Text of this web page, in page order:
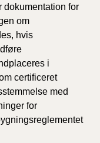
dokumentation for
om
hvis
i
certificeret
med
for